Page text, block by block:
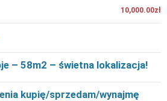
10,000.00zł
– 58m2 – świetna lokalizacja!
kupię/sprzedam/wynajmę